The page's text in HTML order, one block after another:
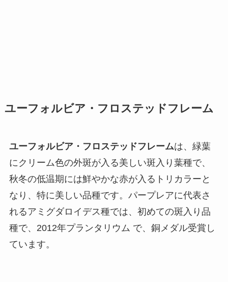
ユーフォルビア・フロステッドフレーム
ユーフォルビア・フロステッドフレームは、緑葉
にクリーム色の外斑が入る美しい斑入り葉種で、
秋冬の低温期には鮮やかな赤が入るトリカラーと
なり、特に美しい品種です。パープレアに代表さ
れるアミグダロイデス種では、初めての斑入り品
種で、2012年プランタリウム で、銅メダル受賞し
ています。